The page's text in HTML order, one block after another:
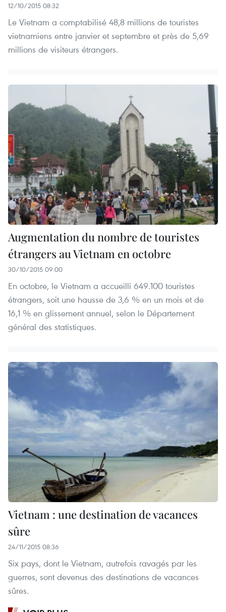
12/10/2015 08:32
Le Vietnam a comptabilisé 48,8 millions de touristes
vietnamiens entre janvier et septembre et près de 5,69
millions de visiteurs étrangers.
Augmentation du nombre de touristes
étrangers au Vietnam en octobre
30/10/2015 09:00
En octobre, le Vietnam a accueilli 649.100 touristes
étrangers, soit une hausse de 3,6 % en un mois et de
16,1 % en glissement annuel, selon le Département
général des statistiques.
Vietnam : une destination de vacances
sûre
24/11/2015 08:36
Six pays, dont le Vietnam, autrefois ravagés par les
guerres, sont devenus des destinations de vacances
sûres.